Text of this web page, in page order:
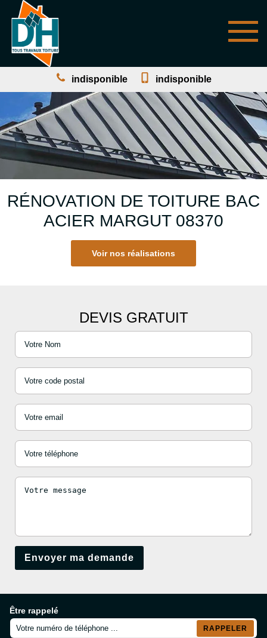
indisponible indisponible
RÉNOVATION DE TOITURE BAC
ACIER MARGUT 08370
Voir nos réalisations
DEVIS GRATUIT
Être rappelé